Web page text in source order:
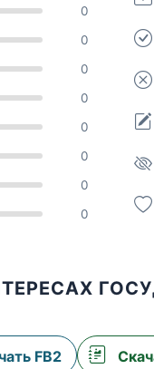
0
0
0
0
0
0
0
0
FB2